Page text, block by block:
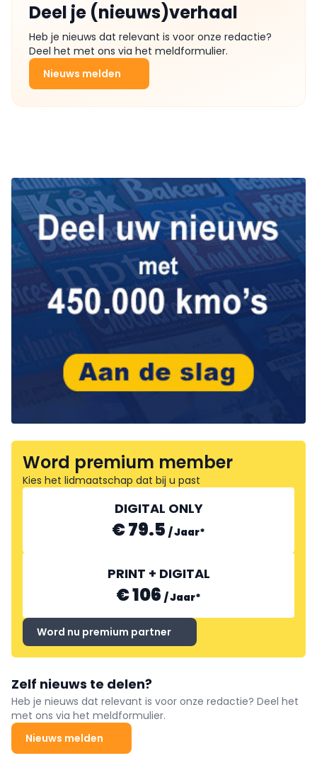
Deel je (nieuws)verhaal
Heb je nieuws dat relevant is voor onze redactie?
Deel het met ons via het meldformulier.
Nieuws melden
Word premium member
Kies het lidmaatschap dat bij u past
DIGITAL ONLY
€ 79.5 /Jaar*
PRINT + DIGITAL
€ 106 /Jaar*
Word nu premium partner
Zelf nieuws te delen?
Heb je nieuws dat relevant is voor onze redactie? Deel het
met ons via het meldformulier.
Nieuws melden